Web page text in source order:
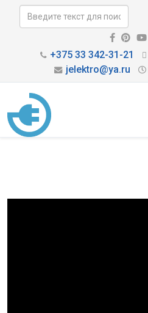
+375 33 342-31-21
jelektro@ya.ru